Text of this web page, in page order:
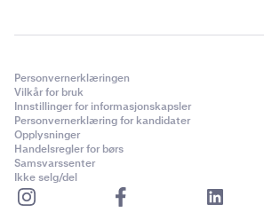
Personvernerklæringen
Vilkår for bruk
Innstillinger for informasjonskapsler
Personvernerklæring for kandidater
Opplysninger
Handelsregler for børs
Samsvarssenter
Ikke selg/del